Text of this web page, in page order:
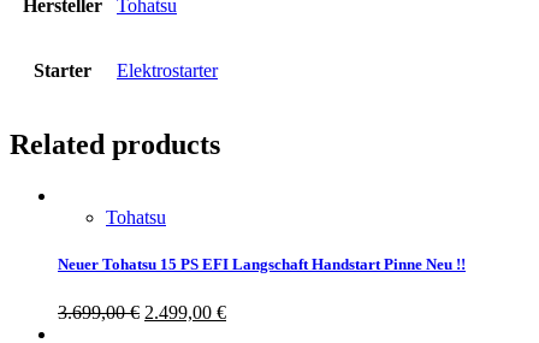
Hersteller Tohatsu
Starter Elektrostarter
Related products
Tohatsu
Neuer Tohatsu 15 PS EFI Langschaft Handstart Pinne Neu !!
3.699,00€ 2.499,00 €